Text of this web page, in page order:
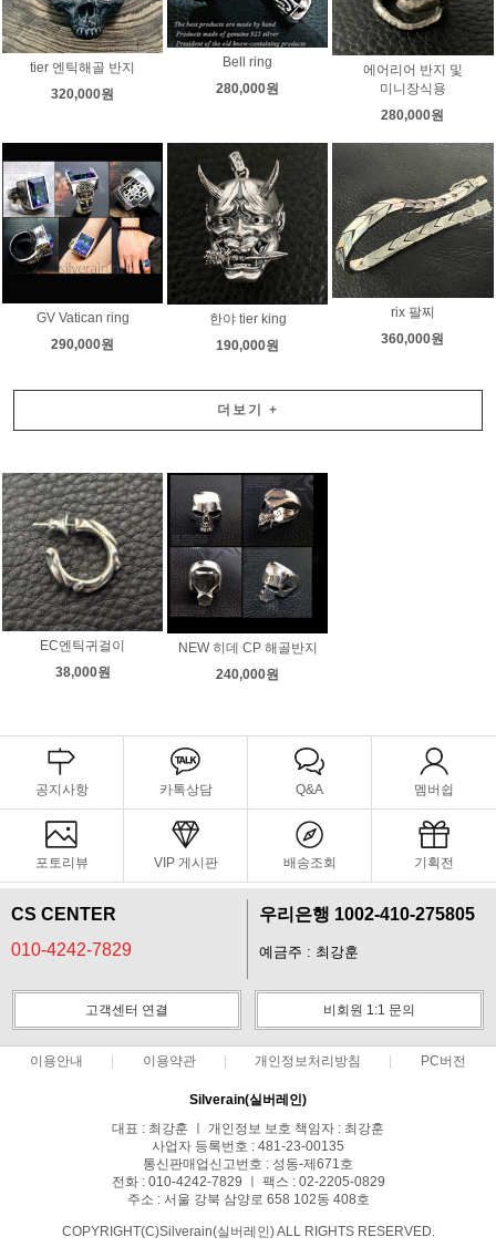
tier 엔틱해골 반지
320,000원
Bell ring
280,000원
에어리어 반지 및
미니장식용
280,000원
GV Vatican ring
290,000원
한야 tier king
190,000원
rix 팔찌
360,000원
더보기 +
EC엔틱귀걸이
38,000원
NEW 히데 CP 해골반지
240,000원
공지사항 카톡상담 Q&A 멤버쉽
포토리뷰 VIP 게시판 배송조회 기획전
CS CENTER
010-4242-7829
우리은행 1002-410-275805
예금주 : 최강훈
고객센터 연결 비회원 1:1 문의
이용안내 이용약관 개인정보처리방침 PC버전
Silverain(실버레인)
대표 : 최강훈 ㅣ 개인정보 보호 책임자 : 최강훈
사업자 등록번호 : 481-23-00135
통신판매업신고번호 : 성동-제671호
전화 : 010-4242-7829 ㅣ 팩스 : 02-2205-0829
주소 : 서울 강북 삼양로 658 102동 408호
COPYRIGHT(C)Silverain(실버레인) ALL RIGHTS RESERVED.